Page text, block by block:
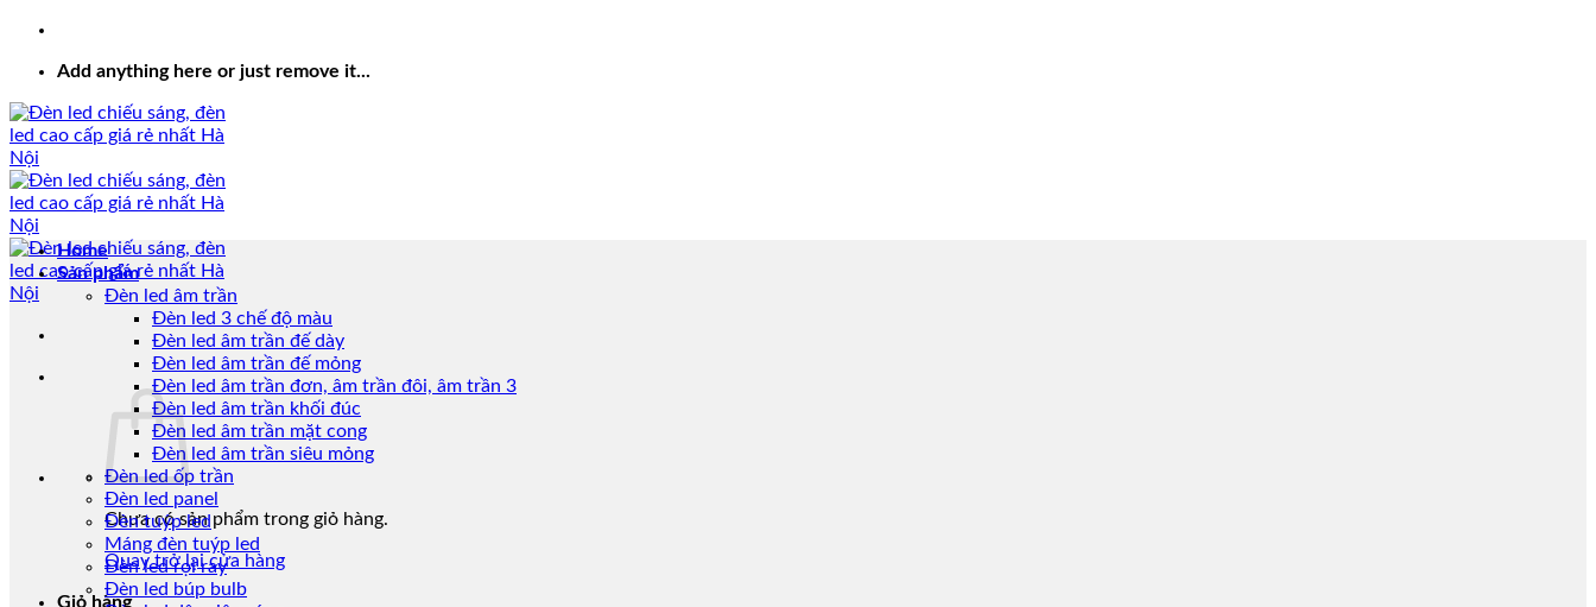
Add anything here or just remove it...
Chưa có sản phẩm trong giỏ hàng.
Quay trở lại cửa hàng
Giỏ hàng
Home
Sản phẩm
Đèn led âm trần
Đèn led 3 chế độ màu
Đèn led âm trần đế dày
Đèn led âm trần đế mỏng
Đèn led âm trần đơn, âm trần đôi, âm trần 3
Đèn led âm trần khối đúc
Đèn led âm trần mặt cong
Đèn led âm trần siêu mỏng
Đèn led ốp trần
Đèn led panel
Đèn tuýp led
Máng đèn tuýp led
Đèn led rọi ray
Đèn led búp bulb